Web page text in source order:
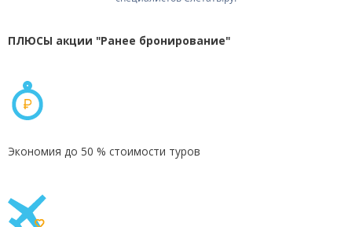
ПЛЮСЫ акции "Ранее бронирование"
Экономия до 50 % стоимости туров